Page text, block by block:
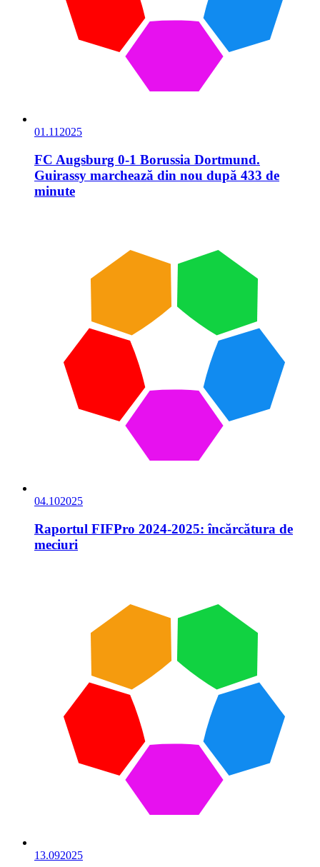
01.11 2025
FC Augsburg 0-1 Borussia Dortmund.
Guirassy marchează din nou după 433 de
minute
04.102025
Raportul FIFPro 2024-2025: încărcătura de
meciuri
13.092025